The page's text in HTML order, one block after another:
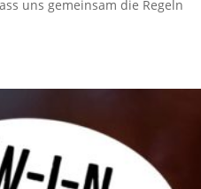
uns gemeinsam die Regeln